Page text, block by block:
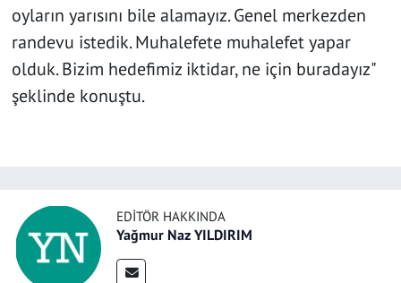
oyların yarısını bile alamayız. Genel merkezden
randevu istedik. Muhalefete muhalefet yapar
olduk. Bizim hedefimiz iktidar, ne için buradayız"
şeklinde konuştu.
EDITÖR HAKKINDA
Yağmur Naz YILDIRIM